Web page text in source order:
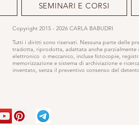
SEMINARI E CORSI
Copyright 2015 - 2026 CARLA BABUDRI
Tutti i diritti sono riservati. Nessuna parte delle
tradotta, riprodotta, adattata anche parzialmente
elettronico o meccanico, incluse fotocopie,
memorizzazione e sistema di archiviazione e
inventato, senza il preventivo consenso del